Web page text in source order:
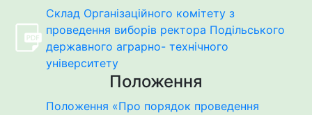
Склад Організаційного комітету з
проведення виборів ректора Подільського
державного аграрно- технічного
університету
Положення
Положення «Про порядок проведення